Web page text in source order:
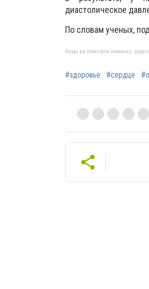
диастолическое
По словам ученых,
Якщо ви помітили помилку,
#здоровье #сердце